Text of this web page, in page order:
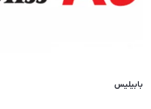
بابیلیس